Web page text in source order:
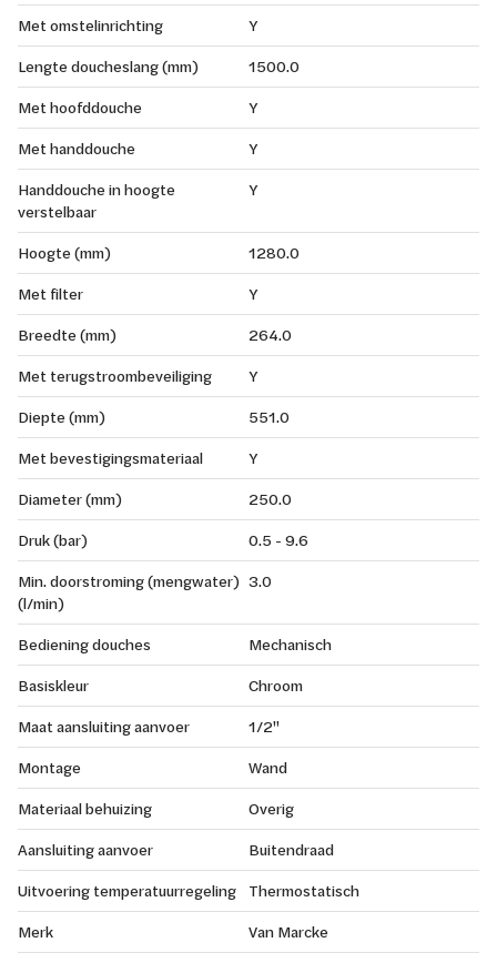
Met omstelinrichting
Y
Lengte doucheslang (mm)
1500.0
Met hoofddouche
Y
Met handdouche
Y
Handdouche in hoogte
verstelbaar
Y
Hoogte (mm)
1280.0
Met filter
Y
Breedte (mm)
264.0
Met terugstroombeveiliging
Y
Diepte (mm)
551.0
Met bevestigingsmateriaal
Y
Diameter (mm)
250.0
Druk (bar)
0.5 - 9.6
Min. doorstroming (mengwater)
(l/min)
3.0
Bediening douches
Mechanisch
Basiskleur
Chroom
Maat aansluiting aanvoer
1/2"
Montage
Wand
Materiaal behuizing
Overig
Aansluiting aanvoer
Buitendraad
Uitvoering temperatuurregeling
Thermostatisch
Merk
Van Marcke